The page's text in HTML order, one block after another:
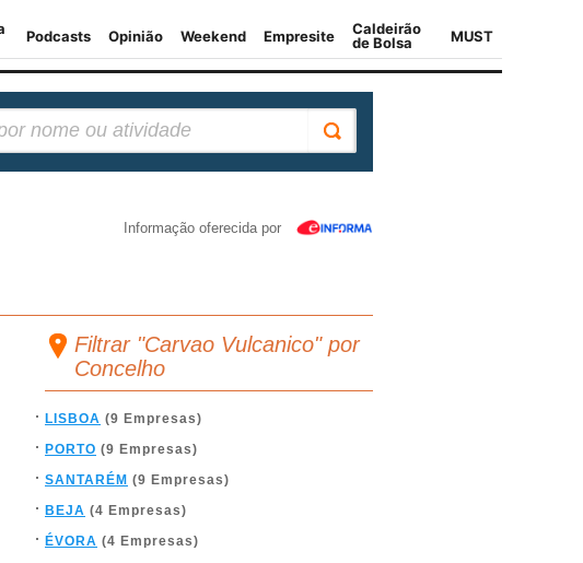
Informação oferecida por
Filtrar "Carvao Vulcanico" por
Concelho
LISBOA (9 Empresas)
PORTO (9 Empresas)
SANTARÉM (9 Empresas)
BEJA (4 Empresas)
ÉVORA (4 Empresas)